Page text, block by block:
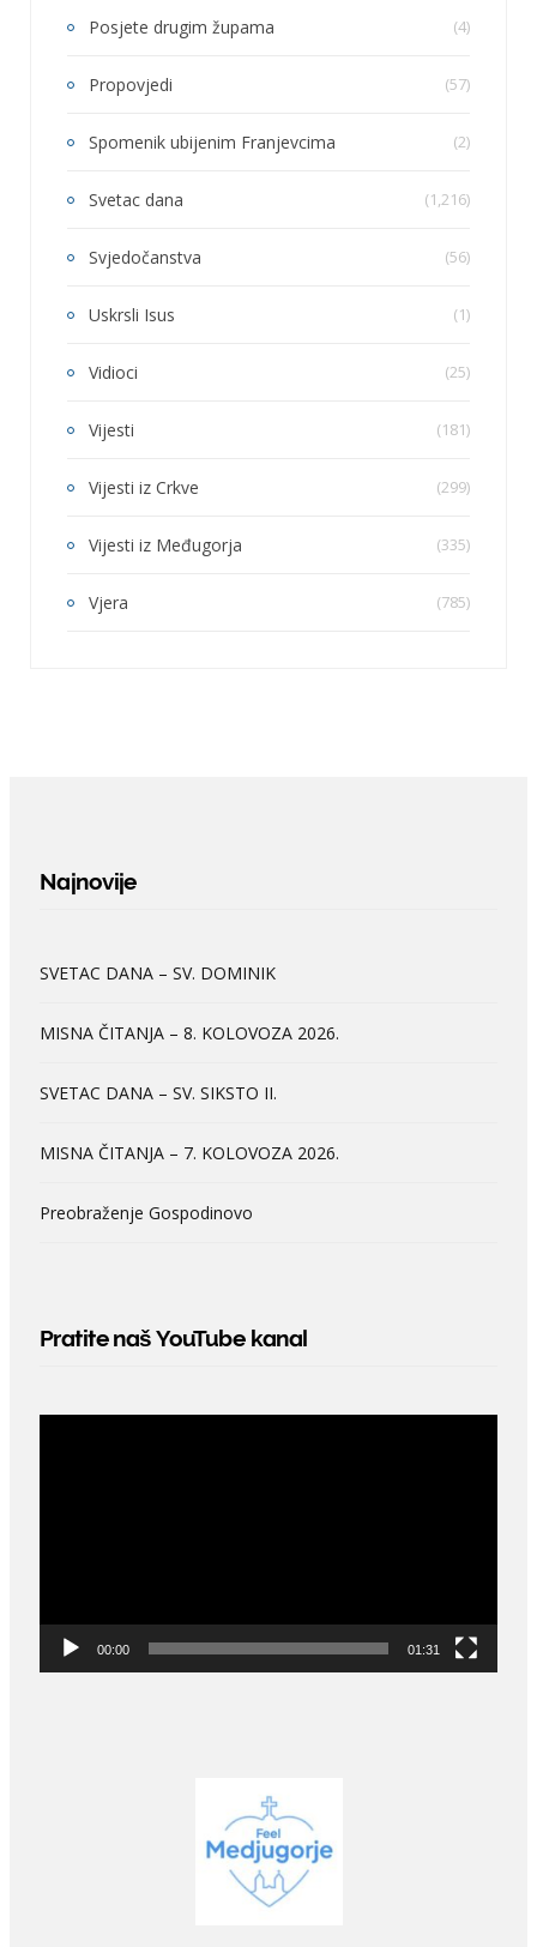
Posjete drugim župama (4)
Propovjedi (57)
Spomenik ubijenim Franjevcima (2)
Svetac dana (1,216)
Svjedočanstva (56)
Uskrsli Isus (1)
Vidioci (25)
Vijesti (181)
Vijesti iz Crkve (299)
Vijesti iz Međugorja (335)
Vjera (785)
Najnovije
SVETAC DANA – SV. DOMINIK
MISNA ČITANJA – 8. KOLOVOZA 2026.
SVETAC DANA – SV. SIKSTO II.
MISNA ČITANJA – 7. KOLOVOZA 2026.
Preobraženje Gospodinovo
Pratite naš YouTube kanal
00:00 01:31